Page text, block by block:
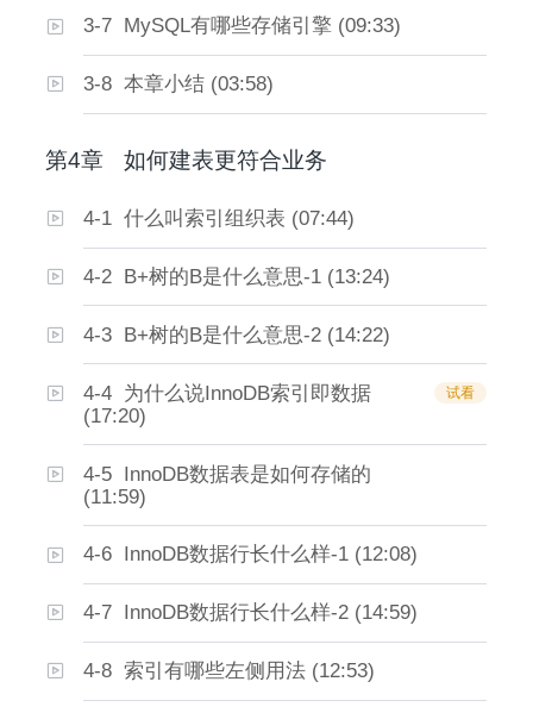
3-7 MySQL有哪些存储引擎 (09:33)
3-8 本章小结 (03:58)
第4章 如何建表更符合业务
4-1 什么叫索引组织表 (07:44)
4-2 B+树的B是什么意思-1 (13:24)
4-3 B+树的B是什么意思-2 (14:22)
4-4 为什么说InnoDB索引即数据
(17:20)
试看
4-5 InnoDB数据表是如何存储的
(11:59)
4-6 InnoDB数据行长什么样-1 (12:08)
4-7 InnoDB数据行长什么样-2 (14:59)
4-8 索引有哪些左侧用法 (12:53)